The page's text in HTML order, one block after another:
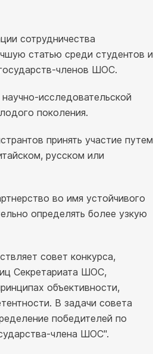
сотрудничества
статью среди студентов и
членов ШОС.
исследовательской
поколения.
принять участие путем
русском или
во имя устойчивого
определять более узкую
совет конкурса,
Секретариата ШОС,
объективности,
В задачи совета
победителей по
члена ШОС".